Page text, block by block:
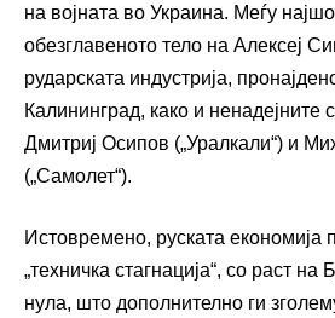
на војната во Украина. Меѓу
обезглавеното тело на Алексеј
рударската индустрија,
Калининград, како и ненадејните
Дмитриј Осипов („Уралкали“) и
(„Самолет“).
Истовремено, руската економија
„техничка стагнација“, со раст
нула, што дополнително ги